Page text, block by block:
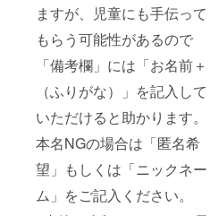
ますが、児童にも手伝って
もらう可能性があるので
「備考欄」には「お名前＋
（ふりがな）」を記入して
いただけると助かります。
本名NGの場合は「匿名希
望」もしくは「ニックネー
ム」をご記入ください。